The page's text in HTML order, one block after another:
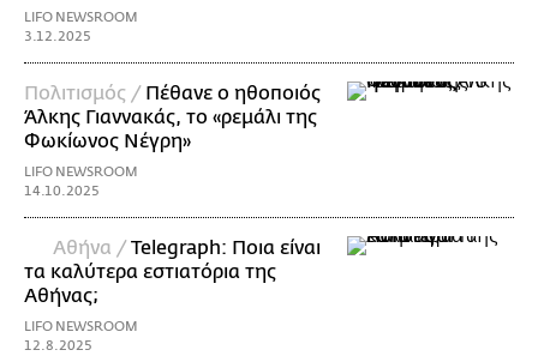
LIFO NEWSROOM
3.12.2025
Πολιτισμός / Πέθανε ο ηθοποιός
Άλκης Γιαννακάς, το «ρεμάλι της
Φωκίωνος Νέγρη»
LIFO NEWSROOM
14.10.2025
Αθήνα / Telegraph: Ποια είναι
τα καλύτερα εστιατόρια της
Αθήνας;
LIFO NEWSROOM
12.8.2025